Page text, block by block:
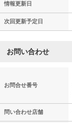
情報更新日
次回更新予定日
お問い合わせ
お問合せ番号
問い合わせ店舗